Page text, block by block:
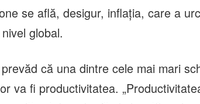
se află, desigur, inflația, care a
global.
că una dintre cele mai mari
va fi productivitatea.